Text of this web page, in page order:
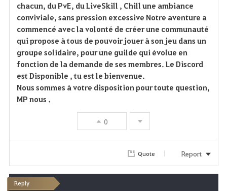
i
t
e
chacun, du PvE, du LiveSkill , Chill une ambiance
conviviale, sans pression excessive Notre aventure a
commencé avec la volonté de créer une communauté
qui propose à tous de pouvoir jouer à son jeu dans un
groupe solidaire, pour une guilde qui évolue en
fonction de la demande de ses membres. Le Discord
est Disponible , tu est le bienvenue.
Nous sommes à votre disposition pour toute question,
MP nous .
0
Quote Report
Reply